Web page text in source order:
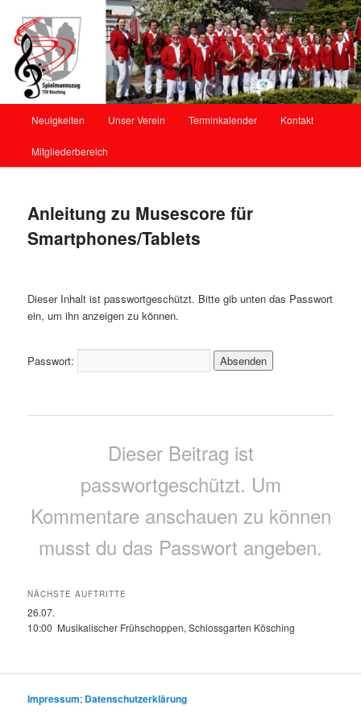
Spielmannszug Kösching
Offizielle Webseite des Spielmannszug Kösching
Zum
Inhalt
Neuigkeiten Unser Verein Terminkalender Kontakt
Mitgliederbereich
Anleitung zu Musescore für
Smartphones/Tablets
Dieser Inhalt ist passwortgeschützt. Bitte gib unten das Passwort
ein, um ihn anzeigen zu können.
Passwort:
Dieser Beitrag ist
passwortgeschützt. Um
Kommentare anschauen zu können
musst du das Passwort angeben.
NÄCHSTE AUFTRITTE
26.07.
10:00 Musikalischer Frühschoppen, Schlossgarten Kösching
Impressum; Datenschutzerklärung